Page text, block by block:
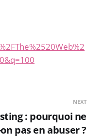
NEXT
: pourquoi ne
pas en abuser ?